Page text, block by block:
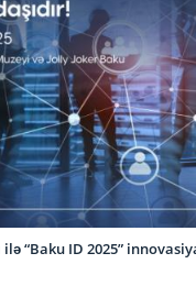
ilə “Baku ID 2025”